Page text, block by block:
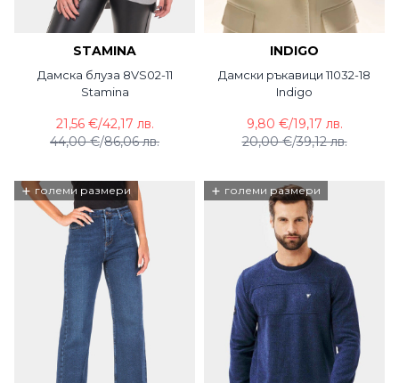
STAMINA
Дамска блуза 8VS02-11
Stamina
44,00 €/86,06 лв.
21,56 €/42,17 лв.
INDIGO
Дамски ръкавици 11032-18
Indigo
20,00 €/39,12 лв.
9,80 €/19,17 лв.
+ големи размери + големи размери